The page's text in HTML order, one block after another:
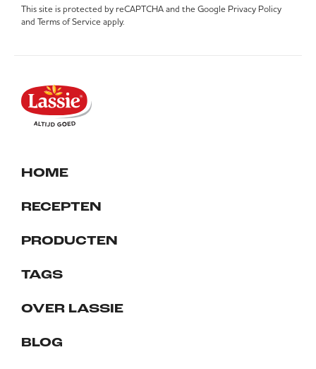
This site is protected by reCAPTCHA and the Google Privacy Policy
and Terms of Service apply.
HOME
RECEPTEN
PRODUCTEN
TAGS
OVER LASSIE
BLOG